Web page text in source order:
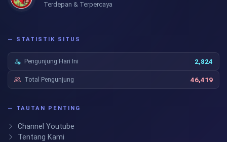
Terdepan & Terpercaya
— STATISTIK SITUS
Pengunjung Hari Ini 2,824
Total Pengunjung 46,419
— TAUTAN PENTING
Channel Youtube
Tentang Kami